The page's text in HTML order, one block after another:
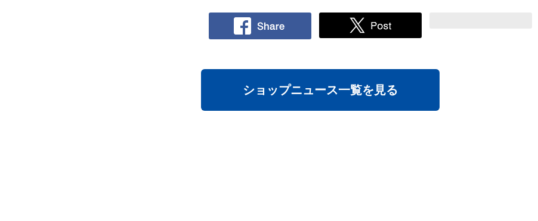
ショップニュース一覧を見る